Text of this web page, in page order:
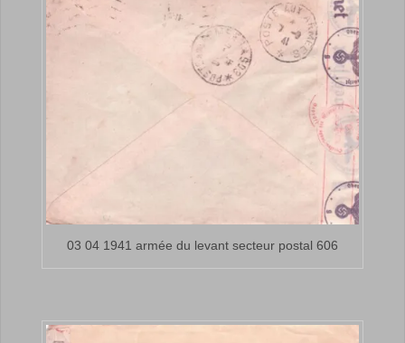
03 04 1941 armée du levant secteur postal 606